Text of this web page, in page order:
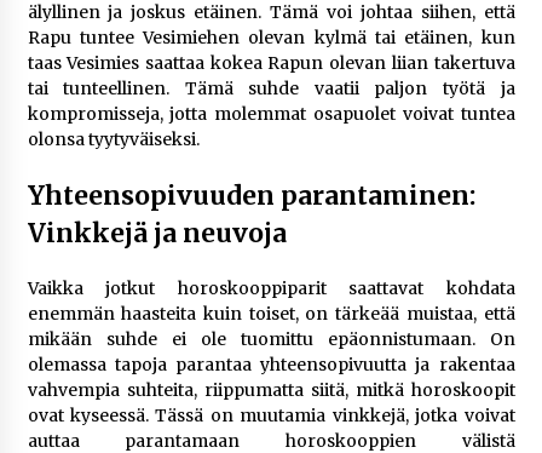
älyllinen ja joskus etäinen. Tämä voi johtaa siihen, että
Rapu tuntee Vesimiehen olevan kylmä tai etäinen, kun
taas Vesimies saattaa kokea Rapun olevan liian takertuva
tai tunteellinen. Tämä suhde vaatii paljon työtä ja
kompromisseja, jotta molemmat osapuolet voivat tuntea
olonsa tyytyväiseksi.
Yhteensopivuuden parantaminen:
Vinkkejä ja neuvoja
Vaikka jotkut horoskooppiparit saattavat kohdata
enemmän haasteita kuin toiset, on tärkeää muistaa, että
mikään suhde ei ole tuomittu epäonnistumaan. On
olemassa tapoja parantaa yhteensopivuutta ja rakentaa
vahvempia suhteita, riippumatta siitä, mitkä horoskoopit
ovat kyseessä. Tässä on muutamia vinkkejä, jotka voivat
auttaa parantamaan horoskooppien välistä